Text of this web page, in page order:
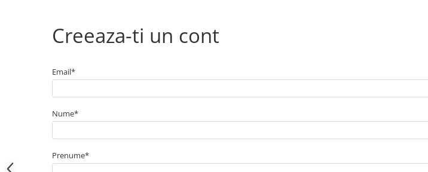
Suport etrier
Distributie
Kit distributie
Kit lant distributie
Transmisie
Creeaza-ti un cont
Email*
Nume*
Prenume*